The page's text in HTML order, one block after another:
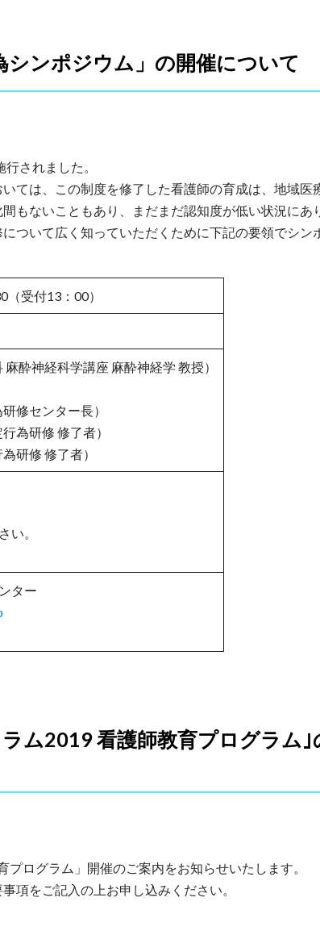
シンポジウム」の開催について
されました。
ては、この制度を修了した看護師の育成は、地域医
もないこともあり、まだまだ認知度が低い状況にあ
ついて広く知っていただくために下記の要領でシン
受付13：00）
酔神経科学講座 麻酔神経学 教授）
修センター長）
為研修 修了者）
研修 修了者）
い。
ター
ム2019 看護師教育プログラム｣
ログラム」開催のご案内をお知らせいたします。
項をご記入の上お申し込みください。